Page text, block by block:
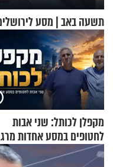
תשעה באב | מסע
מקפלן לכותל: שני אבות
לחטופים במסע אחדות